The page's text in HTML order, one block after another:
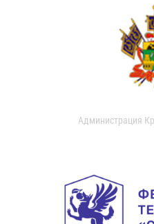
Администрация